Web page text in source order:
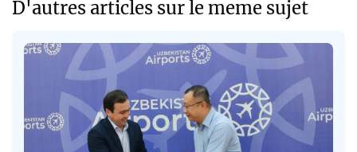
D'autres articles sur le meme sujet